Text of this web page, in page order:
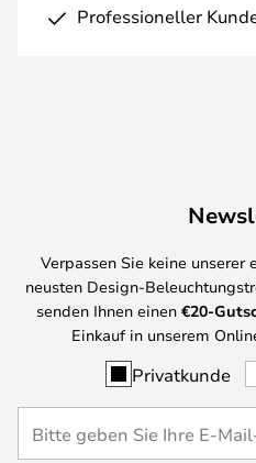
Professioneller
Verpassen Sie keine unserer
neusten Design-
senden Ihnen einen €20-
Einkauf in unserem
Privatkunde